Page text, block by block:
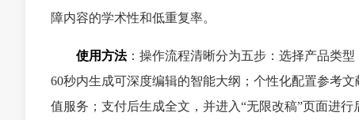
障内容的学术性和低重复率。
使用方法：操作流程清晰分为五步：选择产品类
60秒内生成可深度编辑的智能大纲；个性化配置参考
值服务；支付后生成全文，并进入“无限改稿”页面进